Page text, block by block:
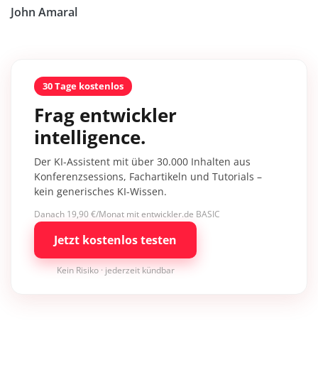
John Amaral
30 Tage kostenlos
Frag entwickler
intelligence.
Der KI-Assistent mit über 30.000 Inhalten aus
Konferenzsessions, Fachartikeln und Tutorials –
kein generisches KI-Wissen.
Danach 19,90 €/Monat mit entwickler.de BASIC
Jetzt kostenlos testen
Kein Risiko · jederzeit kündbar